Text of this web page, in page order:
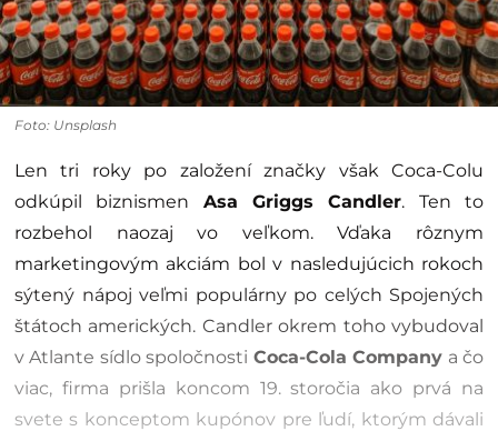
Foto: Unsplash
Len tri roky po založení značky však Coca-Colu
odkúpil biznismen Asa Griggs Candler. Ten to
rozbehol naozaj vo veľkom. Vďaka rôznym
marketingovým akciám bol v nasledujúcich rokoch
sýtený nápoj veľmi populárny po celých Spojených
štátoch amerických. Candler okrem toho vybudoval
v Atlante sídlo spoločnosti Coca-Cola Company a čo
viac, firma prišla koncom 19. storočia ako prvá na
svete s konceptom kupónov pre ľudí, ktorým dávali